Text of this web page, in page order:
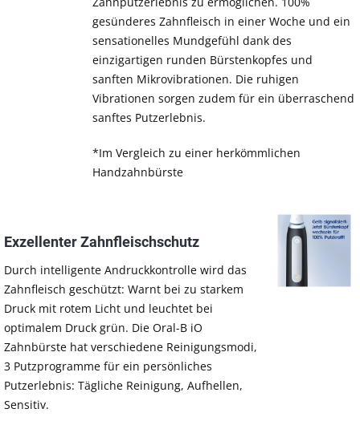
gesünderes Zahnfleisch in einer Woche und ein
sensationelles Mundgefühl dank des
einzigartigen runden Bürstenkopfes und
sanften Mikrovibrationen. Die ruhigen
Vibrationen sorgen zudem für ein überraschend
sanftes Putzerlebnis.
*Im Vergleich zu einer herkömmlichen
Handzahnbürste
Exzellenter Zahnfleischschutz
Durch intelligente Andruckkontrolle wird das
Zahnfleisch geschützt: Warnt bei zu starkem
Druck mit rotem Licht und leuchtet bei
optimalem Druck grün. Die Oral-B iO
Zahnbürste hat verschiedene Reinigungsmodi,
3 Putzprogramme für ein persönliches
Putzerlebnis: Tägliche Reinigung, Aufhellen,
Sensitiv.